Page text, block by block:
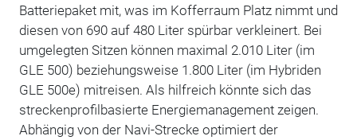
Batteriepaket mit, was im Kofferraum Platz nimmt und
diesen von 690 auf 480 Liter spürbar verkleinert. Bei
umgelegten Sitzen können maximal 2.010 Liter (im
GLE 500) beziehungsweise 1.800 Liter (im Hybriden
GLE 500e) mitreisen. Als hilfreich könnte sich das
streckenprofilbasierte Energiemanagement zeigen.
Abhängig von der Navi-Strecke optimiert der